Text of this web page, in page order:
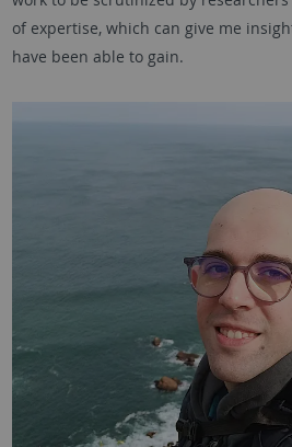
of expertise, which can give me
have been able to gain.